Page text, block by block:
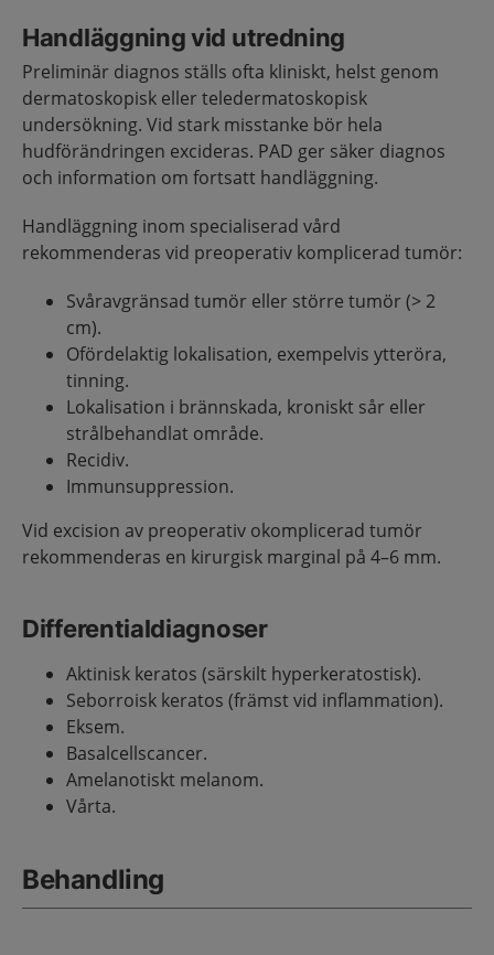
Handläggning vid utredning
Preliminär diagnos ställs ofta kliniskt, helst genom
dermatoskopisk eller teledermatoskopisk
undersökning. Vid stark misstanke bör hela
hudförändringen excideras. PAD ger säker diagnos
och information om fortsatt handläggning.
Handläggning inom specialiserad vård
rekommenderas vid preoperativ komplicerad tumör:
Svåravgränsad tumör eller större tumör (> 2
cm).
Ofördelaktig lokalisation, exempelvis ytteröra,
tinning.
Lokalisation i brännskada, kroniskt sår eller
strålbehandlat område.
Recidiv.
Immunsuppression.
Vid excision av preoperativ okomplicerad tumör
rekommenderas en kirurgisk marginal på 4–6 mm.
Differentialdiagnoser
Aktinisk keratos (särskilt hyperkeratostisk).
Seborroisk keratos (främst vid inflammation).
Eksem.
Basalcellscancer.
Amelanotiskt melanom.
Vårta.
Behandling